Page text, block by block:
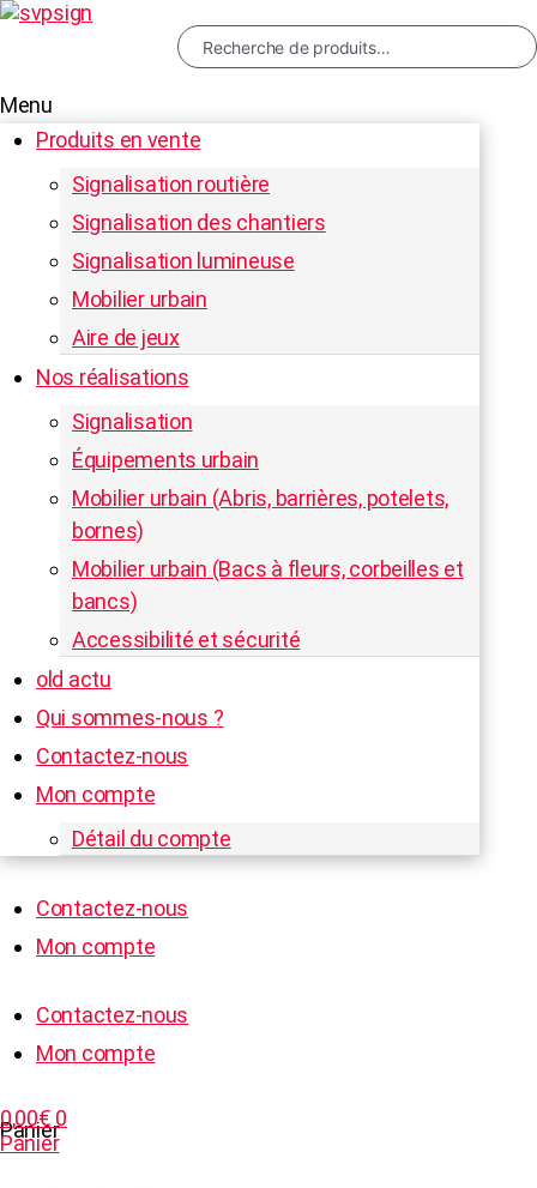
Menu
Produits en vente
Signalisation routière
Signalisation des chantiers
Signalisation lumineuse
Mobilier urbain
Aire de jeux
Nos réalisations
Signalisation
Équipements urbain
Mobilier urbain (Abris, barrières, potelets,
bornes)
Mobilier urbain (Bacs à fleurs, corbeilles et
bancs)
Accessibilité et sécurité
old actu
Qui sommes-nous ?
Contactez-nous
Mon compte
Détail du compte
Contactez-nous
Mon compte
Contactez-nous
Mon compte
Panier
0,00€ 0
Panier